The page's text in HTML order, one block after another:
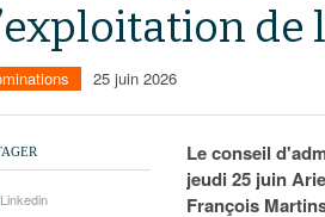
Services
25 juin 2026
Le conseil
jeudi 25 juin
François
Linkedin